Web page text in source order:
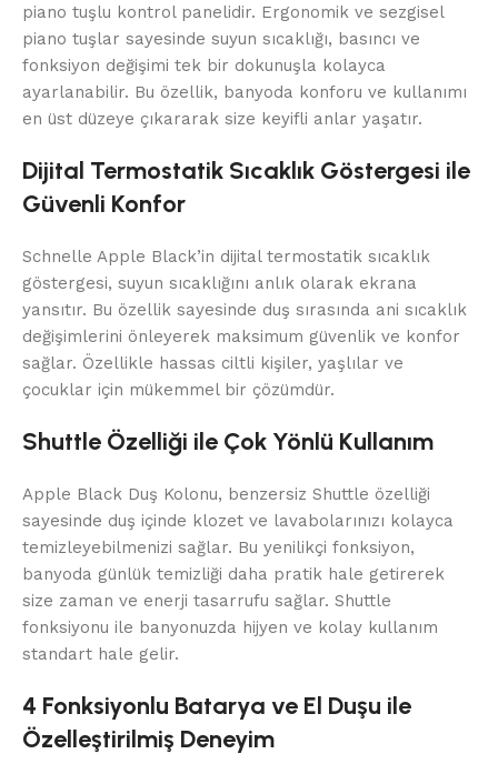
piano tuşlu kontrol panelidir. Ergonomik ve sezgisel
piano tuşlar sayesinde suyun sıcaklığı, basıncı ve
fonksiyon değişimi tek bir dokunuşla kolayca
ayarlanabilir. Bu özellik, banyoda konforu ve kullanımı
en üst düzeye çıkararak size keyifli anlar yaşatır.
Dijital Termostatik Sıcaklık Göstergesi ile
Güvenli Konfor
Schnelle Apple Black’in dijital termostatik sıcaklık
göstergesi, suyun sıcaklığını anlık olarak ekrana
yansıtır. Bu özellik sayesinde duş sırasında ani sıcaklık
değişimlerini önleyerek maksimum güvenlik ve konfor
sağlar. Özellikle hassas ciltli kişiler, yaşlılar ve
çocuklar için mükemmel bir çözümdür.
Shuttle Özelliği ile Çok Yönlü Kullanım
Apple Black Duş Kolonu, benzersiz Shuttle özelliği
sayesinde duş içinde klozet ve lavabolarınızı kolayca
temizleyebilmenizi sağlar. Bu yenilikçi fonksiyon,
banyoda günlük temizliği daha pratik hale getirerek
size zaman ve enerji tasarrufu sağlar. Shuttle
fonksiyonu ile banyonuzda hijyen ve kolay kullanım
standart hale gelir.
4 Fonksiyonlu Batarya ve El Duşu ile
Özelleştirilmiş Deneyim